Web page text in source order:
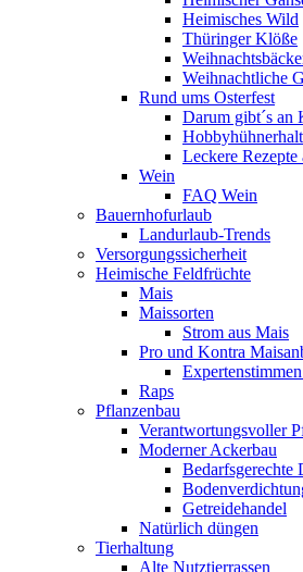
Heimisches Wild
Thüringer Klöße
Weihnachtliche
Rund ums Osterfest
Darum gibt´s an
Leckere Rezepte
Wein
FAQ Wein
Bauernhofurlaub
Landurlaub-Trends
Versorgungssicherheit
Heimische Feldfrüchte
Mais
Maissorten
Strom aus Mais
Pro und Kontra
Raps
Pflanzenbau
Verantwortungsvoller
Moderner Ackerbau
Bedarfsgerechte
Getreidehandel
Natürlich düngen
Tierhaltung
Alte Nutztierrassen